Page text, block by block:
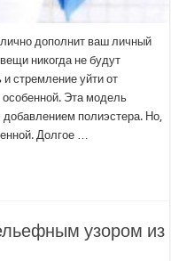
дополнит ваш личный
никогда не будут
стремление уйти от
Эта модель
полиэстера. Но,
Долгое …
узором из